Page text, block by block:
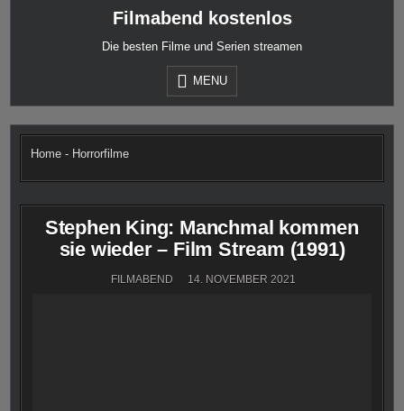
Filmabend kostenlos
Die besten Filme und Serien streamen
MENU
Home - Horrorfilme
Stephen King: Manchmal kommen
sie wieder – Film Stream (1991)
FILMABEND 14. NOVEMBER 2021